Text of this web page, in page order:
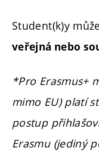
Student(k)y
veřejná nebo
*Pro Erasmus+
mimo EU) platí
postup
Erasmu (jediný